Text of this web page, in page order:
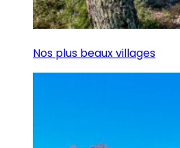
Nos plus beaux villages